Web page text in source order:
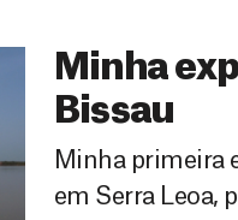
Minha
Bissau
Minha primeira
em Serra Leoa,